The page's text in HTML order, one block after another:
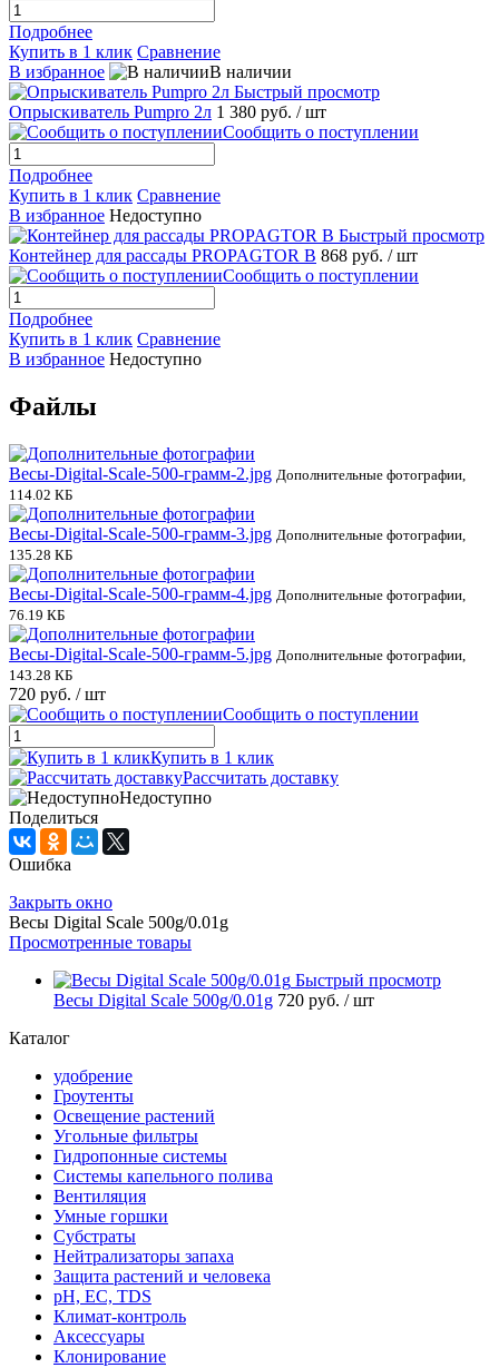
Подробнее
Купить в 1 клик Сравнение
В избранное
В наличии
Быстрый просмотр
Опрыскиватель Pumpro 2л 1 380 руб. / шт
Сообщить о поступлении
Подробнее
Купить в 1 клик Сравнение
В избранное Недоступно
Быстрый просмотр
Контейнер для рассады PROPAGTOR B 868 руб. / шт
Сообщить о поступлении
Подробнее
Купить в 1 клик Сравнение
В избранное Недоступно
Файлы
Весы-Digital-Scale-500-грамм-2.jpg Дополнительные фотографии,
114.02 КБ
Весы-Digital-Scale-500-грамм-3.jpg Дополнительные фотографии,
135.28 КБ
Весы-Digital-Scale-500-грамм-4.jpg Дополнительные фотографии,
76.19 КБ
Весы-Digital-Scale-500-грамм-5.jpg Дополнительные фотографии,
143.28 КБ
720 руб. / шт
Сообщить о поступлении
Купить в 1 клик
Рассчитать доставку
Недоступно
Поделиться
Ошибка
Закрыть окно
Весы Digital Scale 500g/0.01g
Просмотренные товары
Быстрый просмотр
Весы Digital Scale 500g/0.01g 720 руб. / шт
Каталог
удобрение
Гроутенты
Освещение растений
Угольные фильтры
Гидропонные системы
Системы капельного полива
Вентиляция
Умные горшки
Субстраты
Нейтрализаторы запаха
Защита растений и человека
pH, EC, TDS
Климат-контроль
Аксессуары
Клонирование